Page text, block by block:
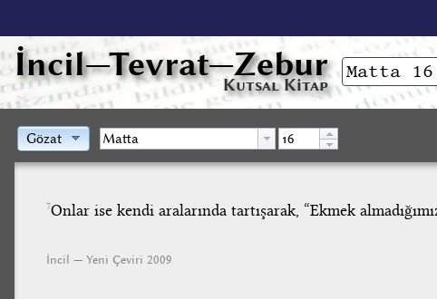
İncil—Tevrat—Zebur
Kutsal Kitap
Gözat
7Onlar ise kendi aralarında tartışarak, “Ekmek
İncil — Yeni Çeviri 2009